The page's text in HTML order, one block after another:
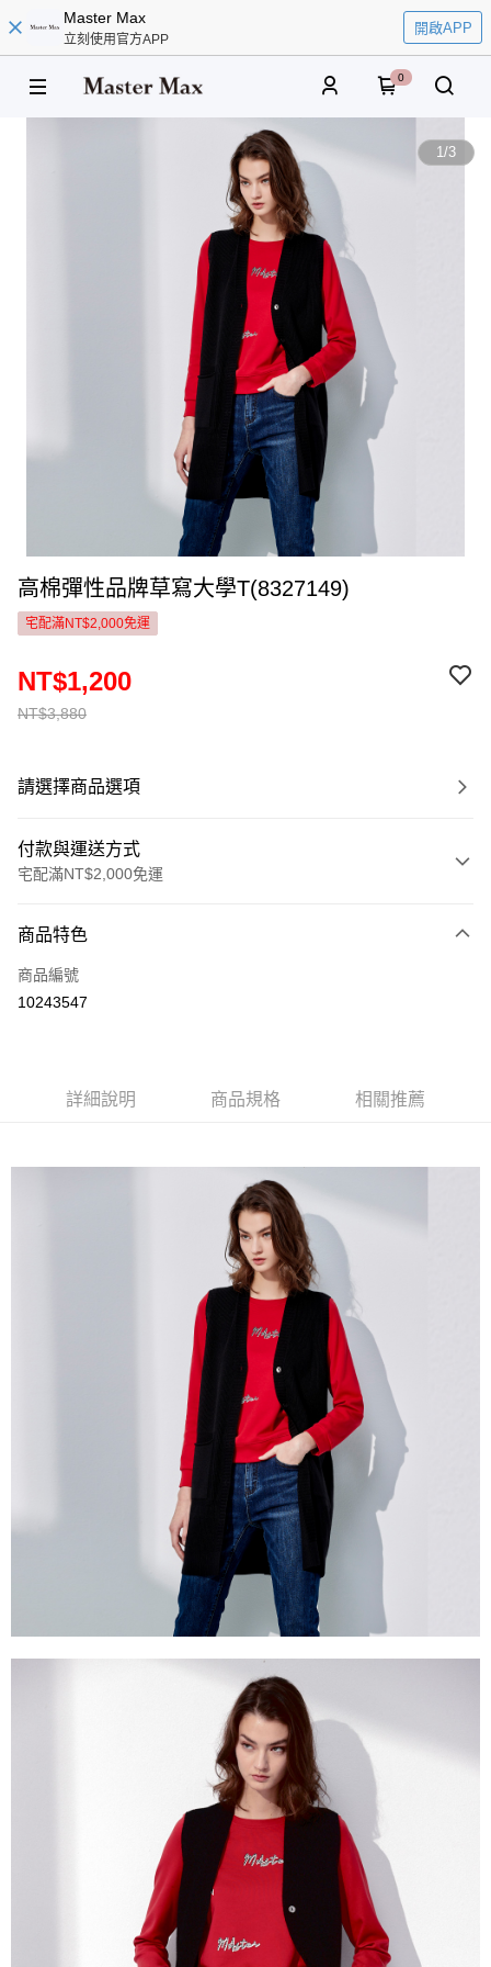
Master Max
立刻使用官方APP
開啟APP
0
1/3
高棉彈性品牌草寫大學T(8327149)
宅配滿NT$2,000免運
NT$3,880
NT$1,200
請選擇商品選項
付款與運送方式
宅配滿NT$2,000免運
信用卡一次付款
運送方式
商品特色
商品編號
10243547
詳細說明 商品規格 相關推薦